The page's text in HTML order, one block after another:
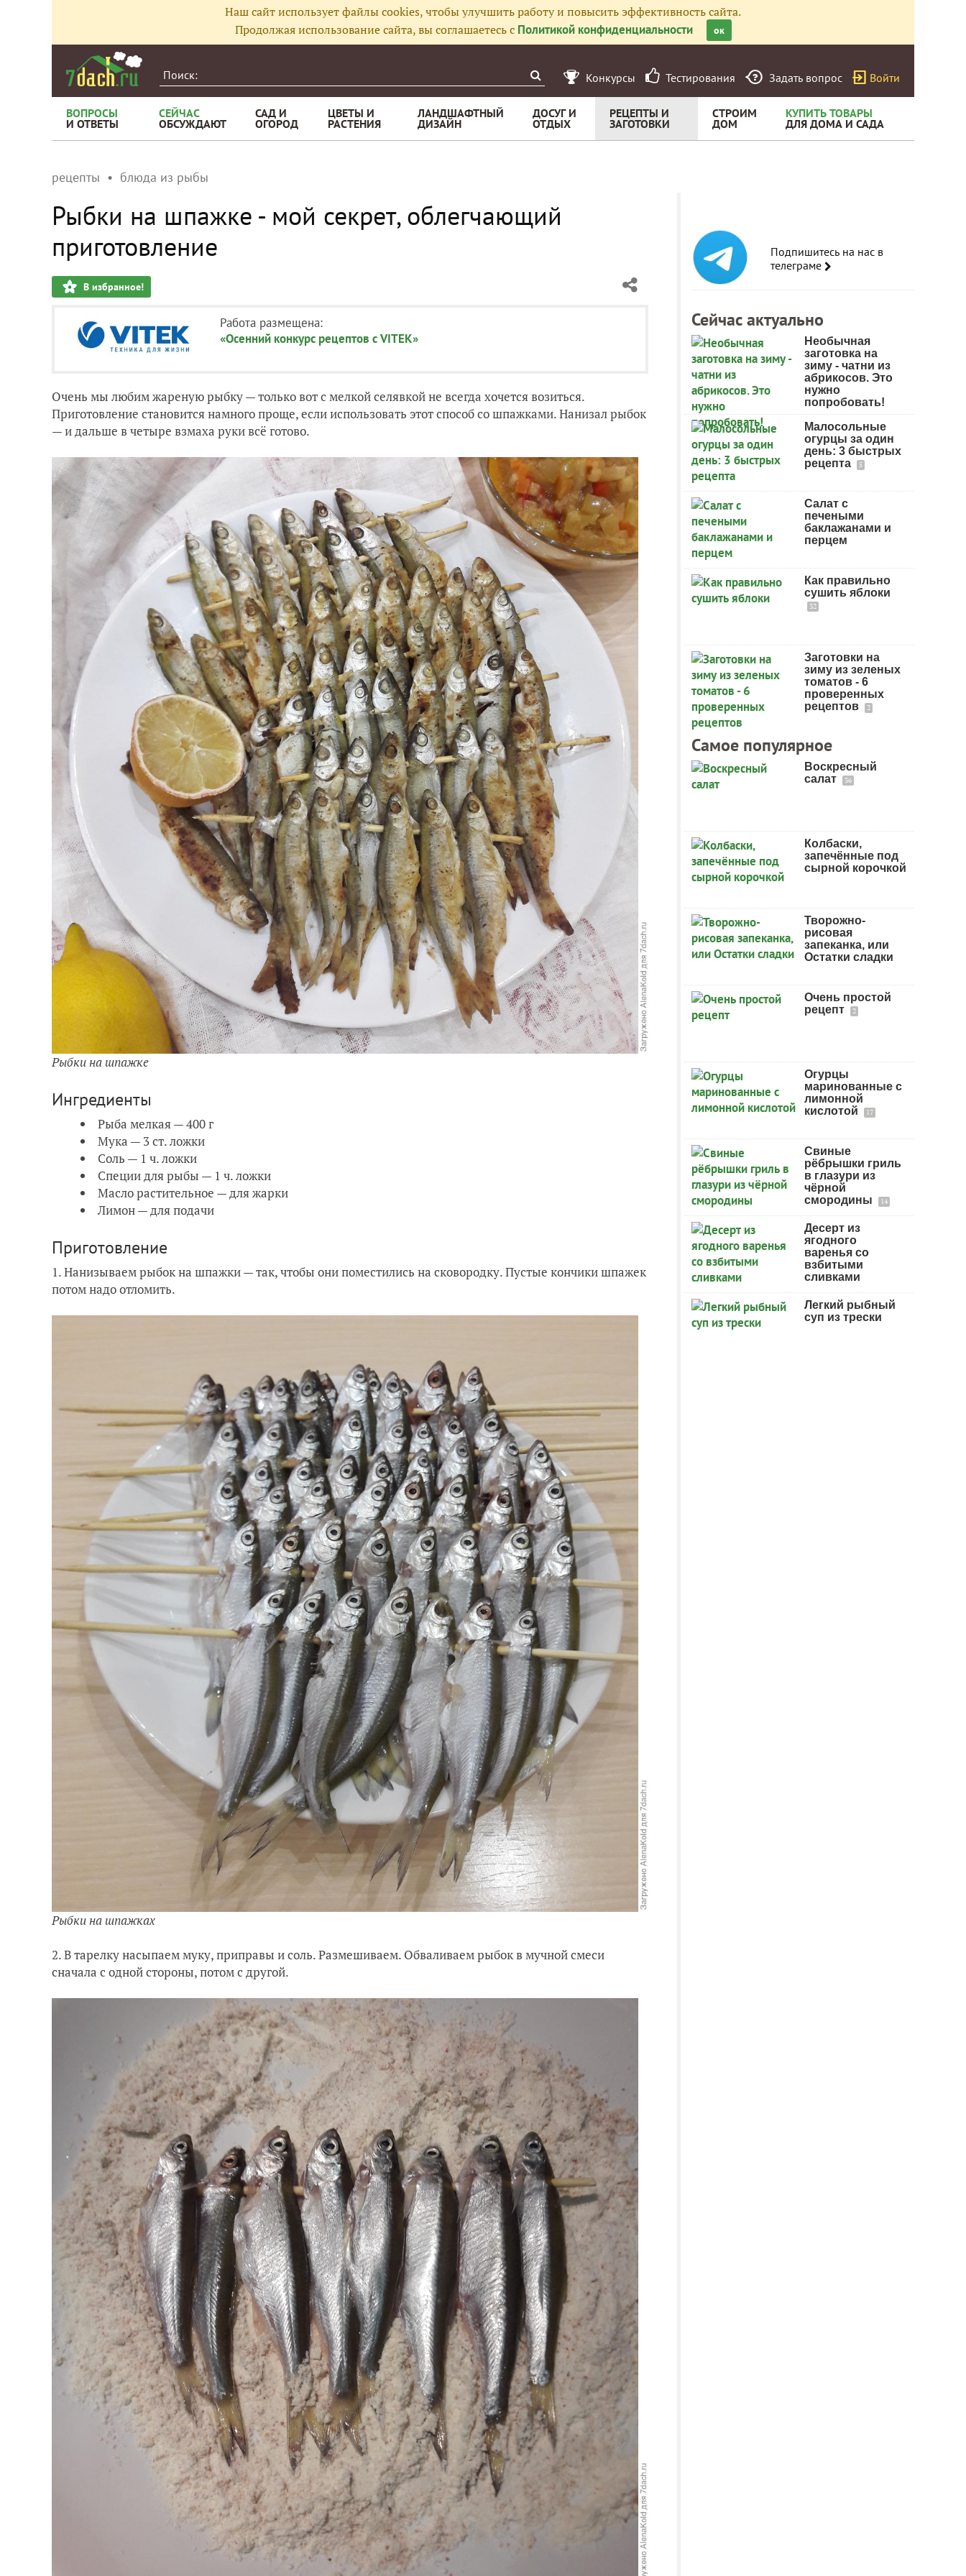
Наш сайт использует файлы cookies, чтобы улучшить работу и повысить эффективность сайта.
Продолжая использование сайта, вы соглашаетесь с Политикой конфиденциальности ок
Конкурсы Тестирования Задать вопрос Войти
ВОПРОСЫ
И ОТВЕТЫ
СЕЙЧАС
ОБСУЖДАЮТ
САД И
ОГОРОД
ЦВЕТЫ И
РАСТЕНИЯ
ЛАНДШАФТНЫЙ
ДИЗАЙН
ДОСУГ И
ОТДЫХ
РЕЦЕПТЫ И
ЗАГОТОВКИ
СТРОИМ
ДОМ
КУПИТЬ ТОВАРЫ
ДЛЯ ДОМА И САДА
рецепты блюда из рыбы
Рыбки на шпажке - мой секрет, облегчающий
приготовление
В избранное!
Работа размещена:
«Осенний конкурс рецептов с VITEK»
Очень мы любим жареную рыбку — только вот с мелкой селявкой не всегда хочется возиться.
Приготовление становится намного проще, если использовать этот способ со шпажками. Нанизал рыбок
— и дальше в четыре взмаха руки всё готово.
Рыбки на шпажке
Ингредиенты
Рыба мелкая — 400 г
Мука — 3 ст. ложки
Соль — 1 ч. ложки
Специи для рыбы — 1 ч. ложки
Масло растительное — для жарки
Лимон — для подачи
Приготовление
1. Нанизываем рыбок на шпажки — так, чтобы они поместились на сковородку. Пустые кончики шпажек
потом надо отломить.
Рыбки на шпажках
2. В тарелку насыпаем муку, приправы и соль. Размешиваем. Обваливаем рыбок в мучной смеси
сначала с одной стороны, потом с другой.
Подпишитесь на нас в
телеграме
Сейчас актуально
Необычная
заготовка на
зиму - чатни из
абрикосов. Это
нужно
попробовать!
Малосольные
огурцы за один
день: 3 быстрых
рецепта
5
Салат с
печеными
баклажанами и
перцем
Как правильно
сушить яблоки
32
Заготовки на
зиму из зеленых
томатов - 6
проверенных
рецептов
2
Самое популярное
Воскресный
салат
36
Колбаски,
запечённые под
сырной корочкой
Творожно-
рисовая
запеканка, или
Остатки сладки
Очень простой
рецепт
2
Огурцы
маринованные с
лимонной
кислотой
17
Свиные
рёбрышки гриль
в глазури из
чёрной
смородины
14
Десерт из
ягодного
варенья со
взбитыми
сливками
Легкий рыбный
суп из трески